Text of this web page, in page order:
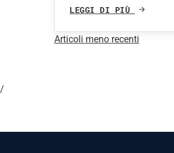
LEGGI DI PIÙ
Navigazione
Articoli meno recenti
/